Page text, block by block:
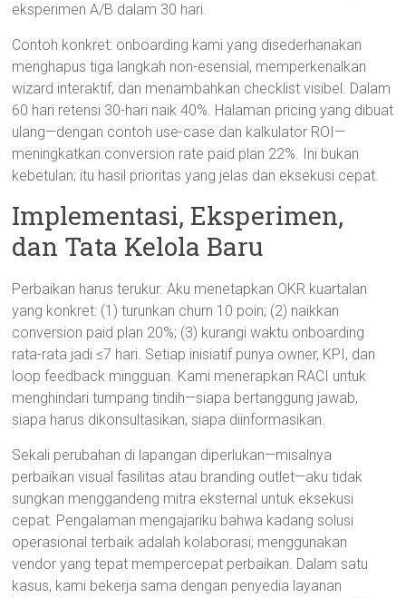
eksperimen A/B dalam 30 hari.
Contoh konkret: onboarding kami yang disederhanakan
menghapus tiga langkah non-esensial, memperkenalkan
wizard interaktif, dan menambahkan checklist visibel. Dalam
60 hari retensi 30-hari naik 40%. Halaman pricing yang dibuat
ulang—dengan contoh use-case dan kalkulator ROI—
meningkatkan conversion rate paid plan 22%. Ini bukan
kebetulan; itu hasil prioritas yang jelas dan eksekusi cepat.
Implementasi, Eksperimen,
dan Tata Kelola Baru
Perbaikan harus terukur. Aku menetapkan OKR kuartalan
yang konkret: (1) turunkan churn 10 poin; (2) naikkan
conversion paid plan 20%; (3) kurangi waktu onboarding
rata-rata jadi ≤7 hari. Setiap inisiatif punya owner, KPI, dan
loop feedback mingguan. Kami menerapkan RACI untuk
menghindari tumpang tindih—siapa bertanggung jawab,
siapa harus dikonsultasikan, siapa diinformasikan.
Sekali perubahan di lapangan diperlukan—misalnya
perbaikan visual fasilitas atau branding outlet—aku tidak
sungkan menggandeng mitra eksternal untuk eksekusi
cepat. Pengalaman mengajariku bahwa kadang solusi
operasional terbaik adalah kolaborasi; menggunakan
vendor yang tepat mempercepat perbaikan. Dalam satu
kasus, kami bekerja sama dengan penyedia layanan